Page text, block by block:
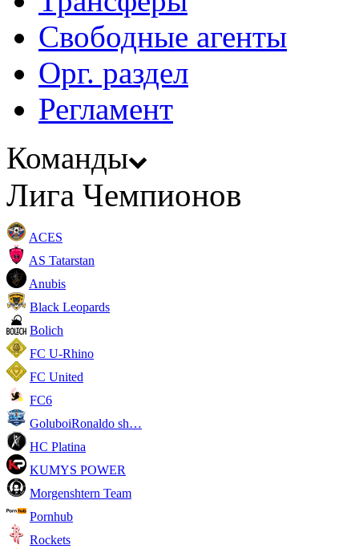
Свободные агенты
Орг. раздел
Регламент
Команды
Лига Чемпионов
ACES
AS Tatarstan
Anubis
Black Leopards
Bolich
FC U-Rhino
FC United
FC6
GoluboiRonaldo sh…
HC Platina
KUMYS POWER
Morgenshtern Team
Pornhub
Rockets